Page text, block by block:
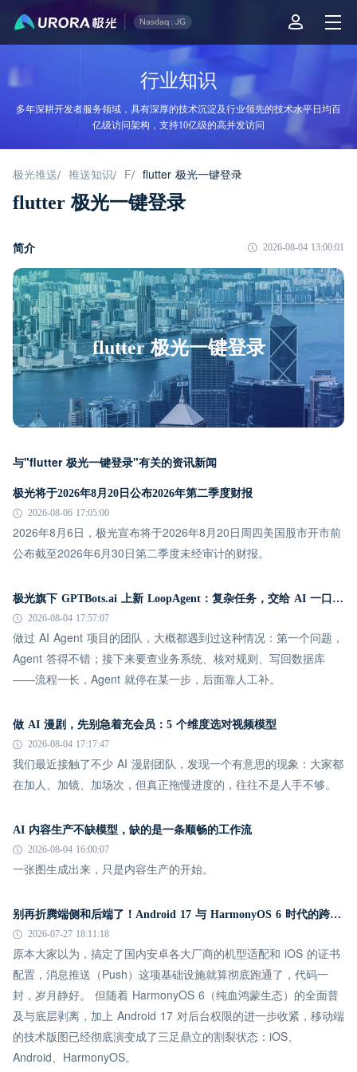
行业知识
多年深耕开发者服务领域，具有深厚的技术沉淀及行业领先的技术水平日均百
亿级访问架构，支持10亿级的高并发访问
极光推送/ 推送知识/ F/ flutter 极光一键登录
flutter 极光一键登录
简介 2026-08-04 13:00:01
flutter 极光一键登录
与"flutter 极光一键登录"有关的资讯新闻
极光将于2026年8月20日公布2026年第二季度财报
2026-08-06 17:05:00
2026年8月6日，极光宣布将于2026年8月20日周四美国股市开市前
公布截至2026年6月30日第二季度未经审计的财报。
极光旗下 GPTBots.ai 上新 LoopAgent：复杂任务，交给 AI 一口气跑完
2026-08-04 17:57:07
做过 AI Agent 项目的团队，大概都遇到过这种情况：第一个问题，
Agent 答得不错；接下来要查业务系统、核对规则、写回数据库
——流程一长，Agent 就停在某一步，后面靠人工补。
做 AI 漫剧，先别急着充会员：5 个维度选对视频模型
2026-08-04 17:17:47
我们最近接触了不少 AI 漫剧团队，发现一个有意思的现象：大家都
在加人、加镜、加场次，但真正拖慢进度的，往往不是人手不够。
AI 内容生产不缺模型，缺的是一条顺畅的工作流
2026-08-04 16:00:07
一张图生成出来，只是内容生产的开始。
别再折腾端侧和后端了！Android 17 与 HarmonyOS 6 时代的跨平台推送指南
2026-07-27 18:11:18
原本大家以为，搞定了国内安卓各大厂商的机型适配和 iOS 的证书
配置，消息推送（Push）这项基础设施就算彻底跑通了，代码一
封，岁月静好。 但随着 HarmonyOS 6（纯血鸿蒙生态）的全面普
及与底层剥离，加上 Android 17 对后台权限的进一步收紧，移动端
的技术版图已经彻底演变成了三足鼎立的割裂状态：iOS、
Android、HarmonyOS。